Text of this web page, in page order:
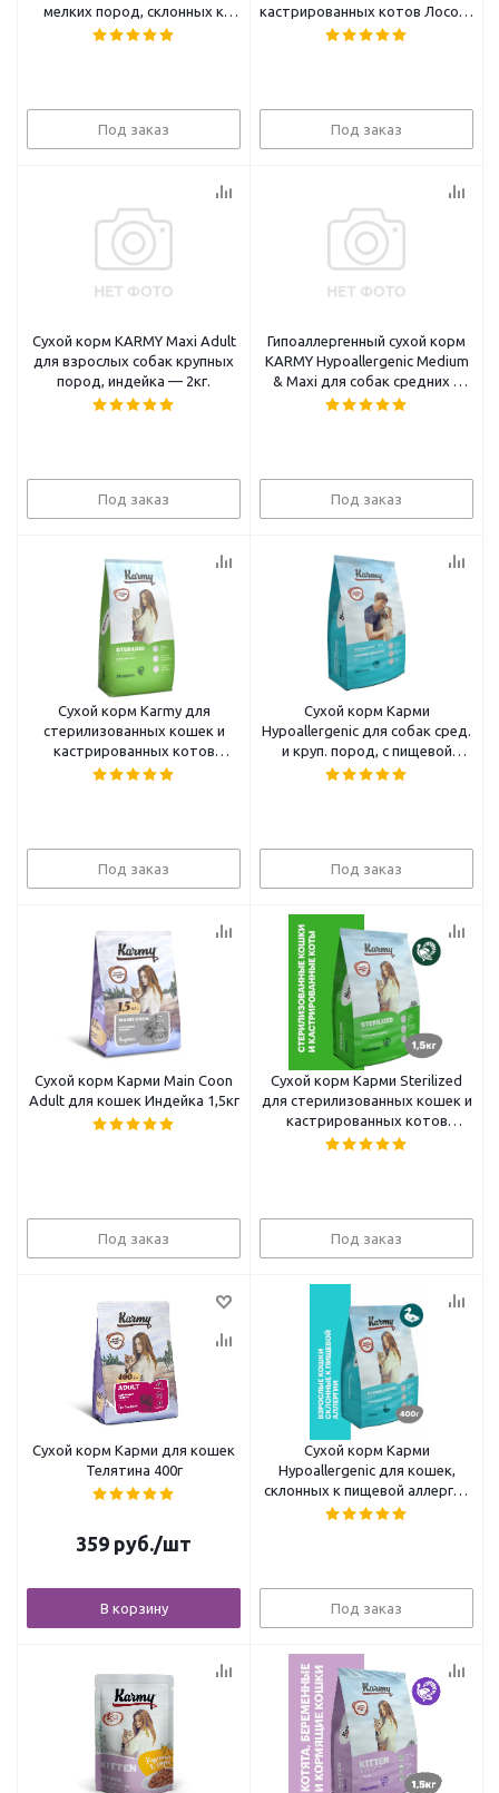
мелких пород, склонных к
пищевой аллергии Ягненок 2кг
Под заказ
кастрированных котов Лосось
1,5кг
Под заказ
Сухой корм KARMY Maxi Adult
для взрослых собак крупных
пород, индейка — 2кг.
Под заказ
Гипоаллергенный сухой корм
KARMY Hypoallergenic Medium
& Maxi для собак средних и
крупных пород Утка
Под заказ
Сухой корм Karmy для
стерилизованных кошек и
кастрированных котов
Индейка 10кг
Под заказ
Сухой корм Карми
Hypoallergenic для собак сред.
и круп. пород, с пищевой
аллергией Ягненок 2кг
Под заказ
Сухой корм Карми Main Coon
Adult для кошек Индейка 1,5кг
Под заказ
Сухой корм Карми Sterilized
для стерилизованных кошек и
кастрированных котов
Индейка 1,5кг
Под заказ
Сухой корм Карми для кошек
Телятина 400г
359 руб./шт
В корзину
Сухой корм Карми
Hypoallergenic для кошек,
склонных к пищевой аллергии
Утка 400г
Под заказ